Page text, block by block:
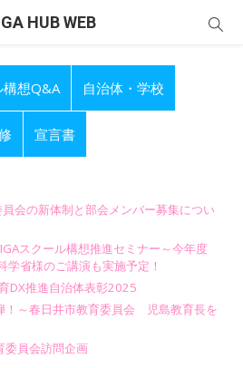
HUB WEB
構想Q&A 自治体・学校
宣言書
会の新体制と部会メンバー募集につい
スクール構想推進セミナー～今年度
省様のご講演も実施予定！
DX推進自治体表彰2025
！～春日井市教育委員会 児島教育長を
委員会訪問企画